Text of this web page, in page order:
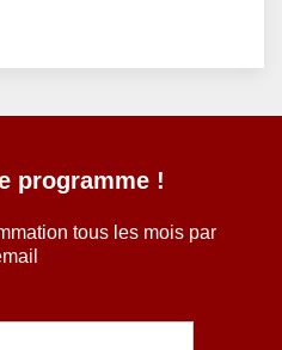
programme !
tous les mois par